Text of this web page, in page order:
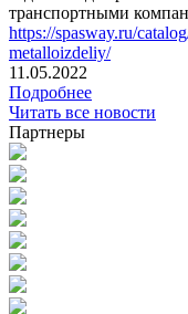
транспортными
https://spasway.ru/
metalloizdeliy/
11.05.2022
Подробнее
Читать все новости
Партнеры